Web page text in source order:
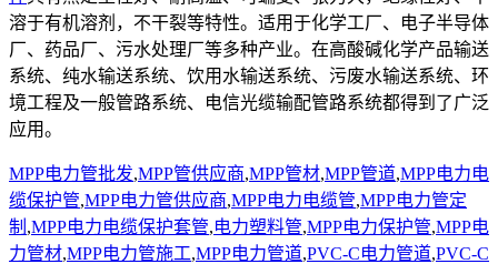
溶于有机溶剂，不干裂等特性。适用于化学工厂、电子半导体
厂、药品厂、污水处理厂等多种产业。在高酸碱化学产品输送
系统、纯水输送系统、饮用水输送系统、污废水输送系统、环
境工程及一般管路系统、电信光缆输配管路系统都得到了广泛
应用。
MPP电力管批发,MPP管供应商,MPP管材,MPP管道,MPP电力电
缆保护管,MPP电力管供应商,MPP电力电缆管,MPP电力管定
制 ,MPP电力电缆保护套管,电力塑料管,MPP电力保护管,MPP电
力管材,MPP电力管施工,MPP电力管道,PVC-C电力管道,PVC-C